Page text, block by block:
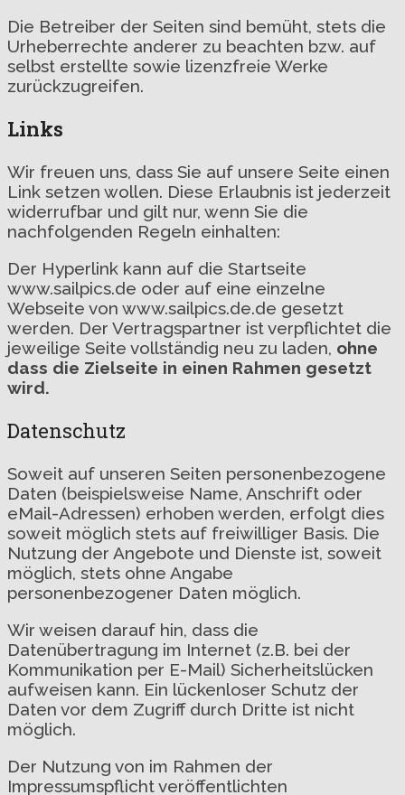
Die Betreiber der Seiten sind bemüht, stets die
Urheberrechte anderer zu beachten bzw. auf
selbst erstellte sowie lizenzfreie Werke
zurückzugreifen.
Links
Wir freuen uns, dass Sie auf unsere Seite einen
Link setzen wollen. Diese Erlaubnis ist jederzeit
widerrufbar und gilt nur, wenn Sie die
nachfolgenden Regeln einhalten:
Der Hyperlink kann auf die Startseite
www.sailpics.de oder auf eine einzelne
Webseite von www.sailpics.de.de gesetzt
werden. Der Vertragspartner ist verpflichtet die
jeweilige Seite vollständig neu zu laden, ohne
dass die Zielseite in einen Rahmen gesetzt
wird.
Datenschutz
Soweit auf unseren Seiten personenbezogene
Daten (beispielsweise Name, Anschrift oder
eMail-Adressen) erhoben werden, erfolgt dies
soweit möglich stets auf freiwilliger Basis. Die
Nutzung der Angebote und Dienste ist, soweit
möglich, stets ohne Angabe
personenbezogener Daten möglich.
Wir weisen darauf hin, dass die
Datenübertragung im Internet (z.B. bei der
Kommunikation per E-Mail) Sicherheitslücken
aufweisen kann. Ein lückenloser Schutz der
Daten vor dem Zugriff durch Dritte ist nicht
möglich.
Der Nutzung von im Rahmen der
Impressumspflicht veröffentlichten